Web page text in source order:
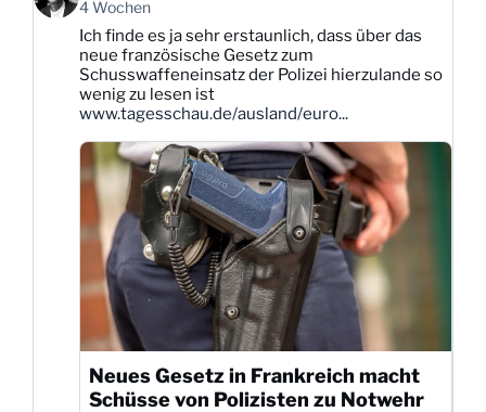
Karsten
Dittmann
Bluesky
ansehen
4 Wochen
Ich finde es ja sehr erstaunlich, dass über das
neue französische Gesetz zum
Schusswaffeneinsatz der Polizei hierzulande so
wenig zu lesen ist
www.tagesschau.de/ausland/euro...
Neues Gesetz in Frankreich macht
Schüsse von Polizisten zu Notwehr